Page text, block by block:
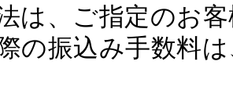
は、ご指定のお
の振込み手数料